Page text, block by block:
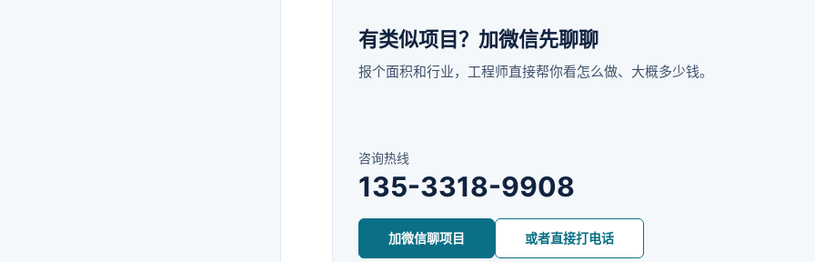
有类似项目？加微信先聊聊
报个面积和行业，工程师直接帮你看怎么做、大概多少钱。
咨询热线
135-3318-9908
加微信聊项目 或者直接打电话